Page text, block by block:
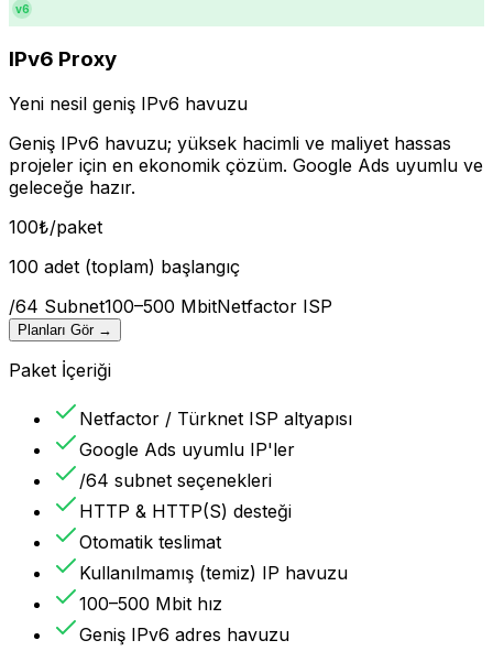
v6
IPv6 Proxy
Yeni nesil geniş IPv6 havuzu
Geniş IPv6 havuzu; yüksek hacimli ve maliyet hassas
projeler için en ekonomik çözüm. Google Ads uyumlu ve
geleceğe hazır.
100₺/paket
100 adet (toplam) başlangıç
/64 Subnet100–500 MbitNetfactor ISP
Planları Gör →
Paket İçeriği
Netfactor / Türknet ISP altyapısı
Google Ads uyumlu IP'ler
/64 subnet seçenekleri
HTTP & HTTP(S) desteği
Otomatik teslimat
Kullanılmamış (temiz) IP havuzu
100–500 Mbit hız
Geniş IPv6 adres havuzu